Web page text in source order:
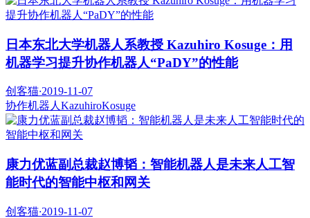
日本东北大学机器人系教授 Kazuhiro Kosuge：用
机器学习提升协作机器人“PaDY”的性能
创客猫·2019-11-07
协作机器人 KazuhiroKosuge
康力优蓝副总裁赵博韬：智能机器人是未来人工智
能时代的智能中枢和网关
创客猫·2019-11-07